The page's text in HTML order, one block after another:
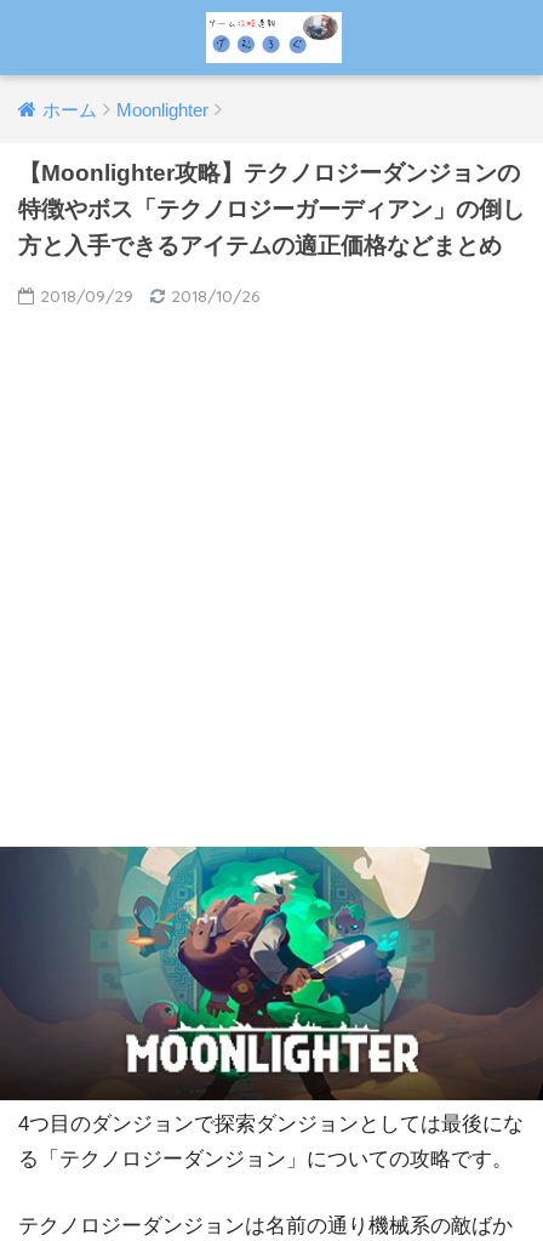
ホーム Moonlighter
【Moonlighter攻略】テクノロジーダンジョンの
特徴やボス「テクノロジーガーディアン」の倒し
方と入手できるアイテムの適正価格などまとめ
2018/09/29 2018/10/26
4つ目のダンジョンで探索ダンジョンとしては最後にな
る「テクノロジーダンジョン」についての攻略です。
テクノロジーダンジョンは名前の通り機械系の敵ばか